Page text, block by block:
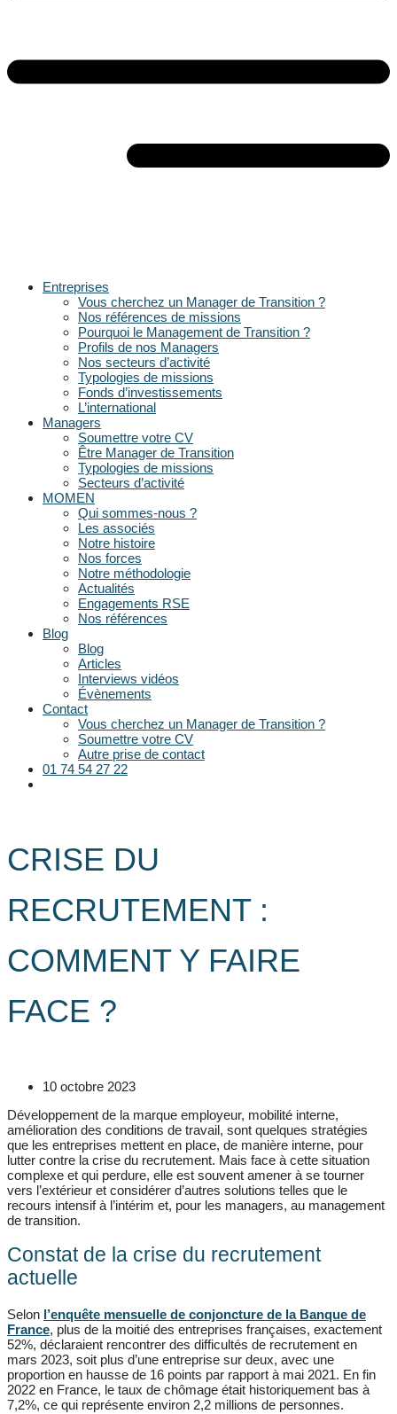
Entreprises
Vous cherchez un Manager de Transition ?
Nos références de missions
Pourquoi le Management de Transition ?
Profils de nos Managers
Nos secteurs d’activité
Typologies de missions
Fonds d’investissements
L’international
Managers
Soumettre votre CV
Être Manager de Transition
Typologies de missions
Secteurs d’activité
MOMEN
Qui sommes-nous ?
Les associés
Notre histoire
Nos forces
Notre méthodologie
Actualités
Engagements RSE
Nos références
Blog
Blog
Articles
Interviews vidéos
Évènements
Contact
Vous cherchez un Manager de Transition ?
Soumettre votre CV
Autre prise de contact
01 74 54 27 22
CRISE DU
RECRUTEMENT :
COMMENT Y FAIRE
FACE ?
10 octobre 2023
Développement de la marque employeur, mobilité interne,
amélioration des conditions de travail, sont quelques stratégies
que les entreprises mettent en place, de manière interne, pour
lutter contre la crise du recrutement. Mais face à cette situation
complexe et qui perdure, elle est souvent amener à se tourner
vers l’extérieur et considérer d’autres solutions telles que le
recours intensif à l’intérim et, pour les managers, au management
de transition.
Constat de la crise du recrutement
actuelle
Selon l’enquête mensuelle de conjoncture de la Banque de
France, plus de la moitié des entreprises françaises, exactement
52%, déclaraient rencontrer des difficultés de recrutement en
mars 2023, soit plus d’une entreprise sur deux, avec une
proportion en hausse de 16 points par rapport à mai 2021. En fin
2022 en France, le taux de chômage était historiquement bas à
7,2%, ce qui représente environ 2,2 millions de personnes.